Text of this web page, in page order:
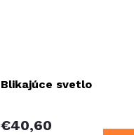
Blikajúce svetlo
€40,60